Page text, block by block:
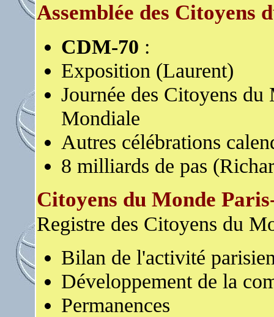
Assemblée des Citoyens
CDM-70 :
Exposition (Laurent)
Journée des Citoyens
Mondiale
Autres célébrations
8 milliards de pas
Citoyens du Monde
Registre des Citoyens du
Bilan de l'activité
Développement de la
Permanences